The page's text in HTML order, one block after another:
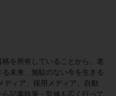
を所有していることから、老
未来、無駄のない今を生きる
ディア、採用メディア、自動
記事執筆・監修も広く行って